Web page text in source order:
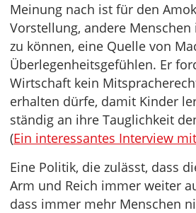
Meinung nach ist für den
Vorstellung, andere Menschen
zu können, eine Quelle von
Überlegenheitsgefühlen. Er
Wirtschaft kein
erhalten dürfe, damit Kinder
ständig an ihre Tauglichkeit
(Ein interessantes Interview
Eine Politik, die zulässt, dass
Arm und Reich immer weiter
dass immer mehr Menschen